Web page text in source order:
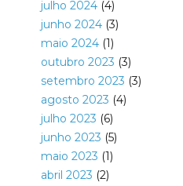
julho 2024(4)
junho 2024(3)
maio 2024(1)
outubro 2023 (3)
setembro 2023 (3)
agosto 2023 (4)
julho 2023 (6)
junho 2023 (5)
maio 2023 (1)
abril 2023 (2)